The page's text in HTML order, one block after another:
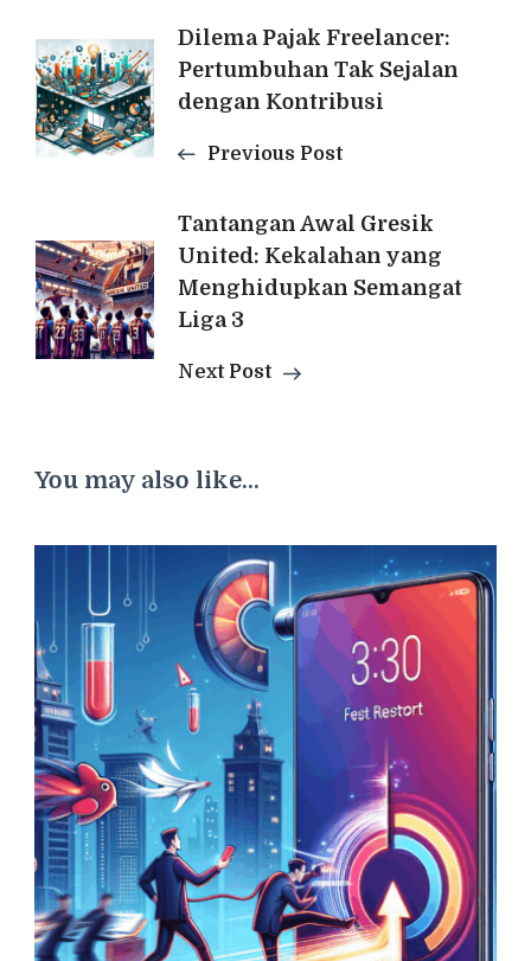
Post
Navigation
Dilema Pajak Freelancer:
Pertumbuhan Tak Sejalan
dengan Kontribusi
Previous Post
Tantangan Awal Gresik
United: Kekalahan yang
Menghidupkan Semangat
Liga 3
Next Post
You may also like...